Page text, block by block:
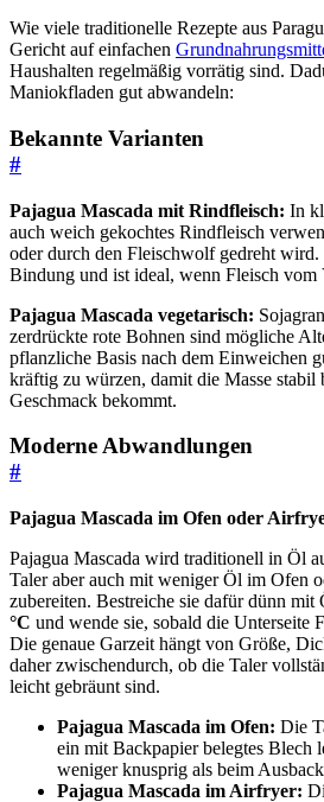
Wie viele traditionelle Rezepte aus
Gericht auf einfachen
Haushalten regelmäßig vorrätig sind.
Maniokfladen gut abwandeln:
Bekannte Varianten
#
Pajagua Mascada mit Rindfleisch: In
auch weich gekochtes Rindfleisch
oder durch den Fleischwolf gedreht wird.
Bindung und ist ideal, wenn Fleisch vom
Pajagua Mascada vegetarisch:
zerdrückte rote Bohnen sind mögliche
pflanzliche Basis nach dem Einweichen
kräftig zu würzen, damit die Masse stabil
Geschmack bekommt.
Moderne Abwandlungen
#
Pajagua Mascada im Ofen oder
Pajagua Mascada wird traditionell in Öl
Taler aber auch mit weniger Öl im Ofen
zubereiten. Bestreiche sie dafür dünn mit
°C und wende sie, sobald die Unterseite
Die genaue Garzeit hängt von Größe,
daher zwischendurch, ob die Taler
leicht gebräunt sind.
Pajagua Mascada im Ofen: Die
ein mit Backpapier belegtes Blech
weniger knusprig als beim
Pajagua Mascada im Airfryer: